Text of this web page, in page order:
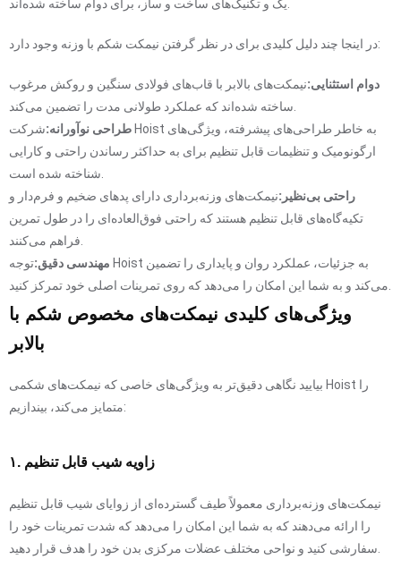
در اینجا چند دلیل کلیدی برای در نظر گرفتن نیمکت شکم با وزنه وجود دارد:
دوام استثنایی:نیمکت‌های بالابر با قاب‌های فولادی سنگین و روکش مرغوب
طراحی نوآورانه:شرکت Hoist به خاطر طراحی‌های پیشرفته، ویژگی‌های
ارگونومیک و تنظیمات قابل تنظیم برای به حداکثر رساندن راحتی و کارایی
راحتی بی‌نظیر:نیمکت‌های وزنه‌برداری دارای پدهای ضخیم و فرم‌دار و
تکیه‌گاه‌های قابل تنظیم هستند که راحتی فوق‌العاده‌ای را در طول تمرین
مهندسی دقیق:توجه Hoist به جزئیات، عملکرد روان و پایداری را تضمین
ویژگی‌های کلیدی نیمکت‌های مخصوص شکم با
بالابر
بیایید نگاهی دقیق‌تر به ویژگی‌های خاصی که نیمکت‌های شکمی Hoist را
متمایز می‌کند، بیندازیم:
۱. زاویه شیب قابل تنظیم
نیمکت‌های وزنه‌برداری معمولاً طیف گسترده‌ای از زوایای شیب قابل تنظیم
را ارائه می‌دهند که به شما این امکان را می‌دهد که شدت تمرینات خود را